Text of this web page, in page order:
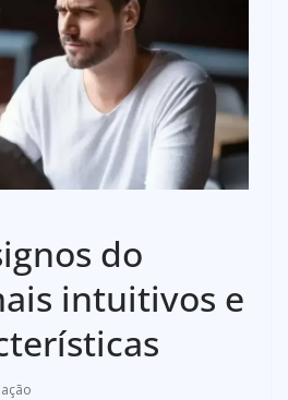
do
intuitivos e